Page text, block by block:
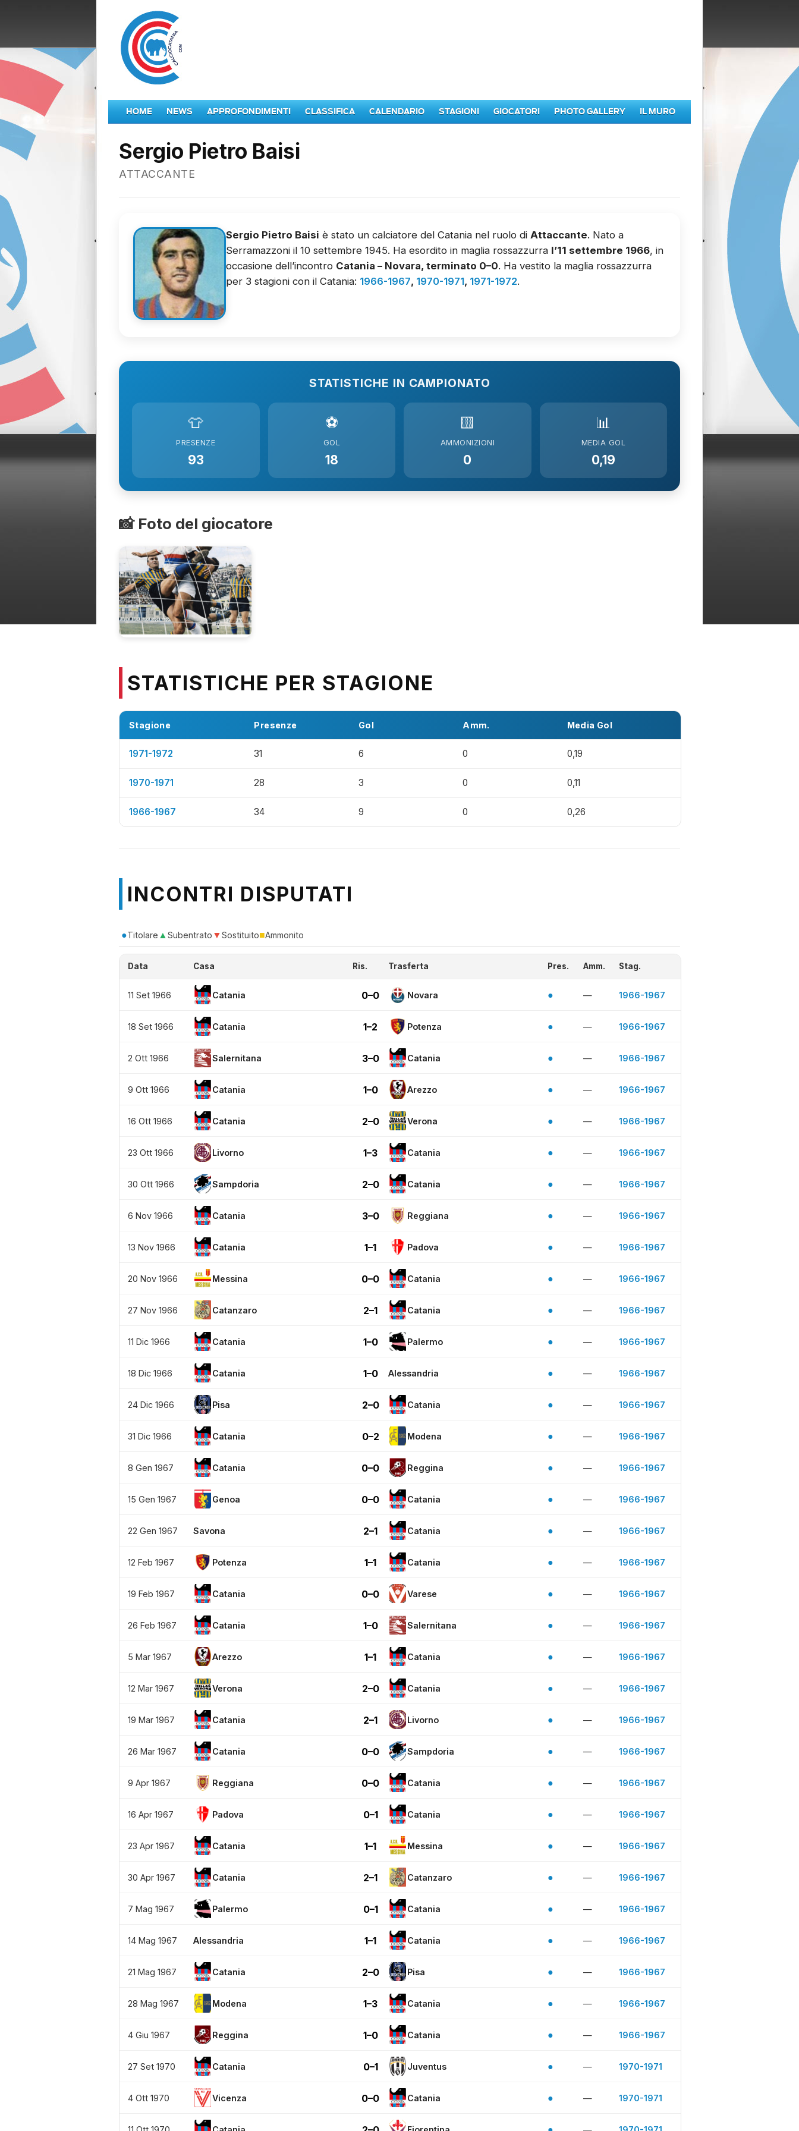
HOME NEWS APPROFONDIMENTI CLASSIFICA CALENDARIO STAGIONI GIOCATORI PHOTO GALLERY IL MURO
Sergio Pietro Baisi
ATTACCANTE
Sergio Pietro Baisi è stato un calciatore del Catania nel ruolo di Attaccante. Nato a
Serramazzoni il 10 settembre 1945. Ha esordito in maglia rossazzurra l’11 settembre 1966, in
occasione dell’incontro Catania – Novara, terminato 0–0. Ha vestito la maglia rossazzurra
per 3 stagioni con il Catania: 1966-1967, 1970-1971, 1971-1972.
STATISTICHE IN CAMPIONATO
👕
PRESENZE
93
⚽
GOL
18
🟨
AMMONIZIONI
0
📊
MEDIA GOL
0,19
📸 Foto del giocatore
STATISTICHE PER STAGIONE
Stagione Presenze Gol Amm. Media Gol
1971-1972 31 6 0 0,19
1970-1971 28 3 0 0,11
1966-1967 34 9 0 0,26
INCONTRI DISPUTATI
●Titolare ▲Subentrato ▼Sostituito■Ammonito
Data Casa Ris. Trasferta Pres. Amm. Stag.
11 Set 1966 Catania 0–0 Novara ● — 1966-1967
18 Set 1966 Catania 1–2 Potenza ● — 1966-1967
2 Ott 1966 Salernitana 3–0 Catania ● — 1966-1967
9 Ott 1966 Catania 1–0 Arezzo ● — 1966-1967
16 Ott 1966 Catania 2–0 Verona ● — 1966-1967
23 Ott 1966 Livorno 1–3 Catania ● — 1966-1967
30 Ott 1966 Sampdoria 2–0 Catania ● — 1966-1967
6 Nov 1966 Catania 3–0 Reggiana ● — 1966-1967
13 Nov 1966 Catania 1–1 Padova ● — 1966-1967
20 Nov 1966 Messina 0–0 Catania ● — 1966-1967
27 Nov 1966 Catanzaro 2–1 Catania ● — 1966-1967
11 Dic 1966 Catania 1–0 Palermo ● — 1966-1967
18 Dic 1966 Catania 1–0 Alessandria ● — 1966-1967
24 Dic 1966 Pisa 2–0 Catania ● — 1966-1967
31 Dic 1966 Catania 0–2 Modena ● — 1966-1967
8 Gen 1967 Catania 0–0 Reggina ● — 1966-1967
15 Gen 1967 Genoa 0–0 Catania ● — 1966-1967
22 Gen 1967 Savona 2–1 Catania ● — 1966-1967
12 Feb 1967 Potenza 1–1 Catania ● — 1966-1967
19 Feb 1967 Catania 0–0 Varese ● — 1966-1967
26 Feb 1967 Catania 1–0 Salernitana ● — 1966-1967
5 Mar 1967 Arezzo 1–1 Catania ● — 1966-1967
12 Mar 1967 Verona 2–0 Catania ● — 1966-1967
19 Mar 1967 Catania 2–1 Livorno ● — 1966-1967
26 Mar 1967 Catania 0–0 Sampdoria ● — 1966-1967
9 Apr 1967 Reggiana 0–0 Catania ● — 1966-1967
16 Apr 1967 Padova 0–1 Catania ● — 1966-1967
23 Apr 1967 Catania 1–1 Messina ● — 1966-1967
30 Apr 1967 Catania 2–1 Catanzaro ● — 1966-1967
7 Mag 1967 Palermo 0–1 Catania ● — 1966-1967
14 Mag 1967 Alessandria 1–1 Catania ● — 1966-1967
21 Mag 1967 Catania 2–0 Pisa ● — 1966-1967
28 Mag 1967 Modena 1–3 Catania ● — 1966-1967
4 Giu 1967 Reggina 1–0 Catania ● — 1966-1967
27 Set 1970 Catania 0–1 Juventus ● — 1970-1971
4 Ott 1970 Vicenza 0–0 Catania ● — 1970-1971